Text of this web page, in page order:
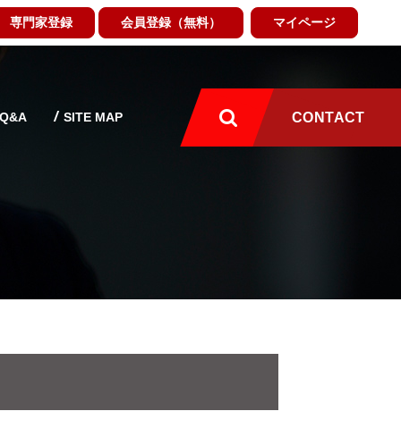
専門家登録 会員登録（無料） マイページ
Q&A SITE MAP CONTACT